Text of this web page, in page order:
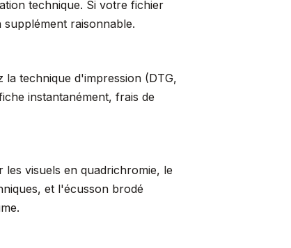
technique. Si votre fichier
raisonnable.
technique d'impression (DTG,
instantanément, frais de
visuels en quadrichromie, le
et l'écusson brodé